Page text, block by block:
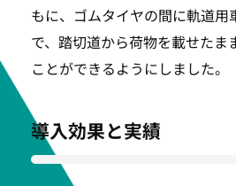
もに、ゴムタイヤの間に軌道用
で、踏切道から荷物を載せたま
ことができるようにしました。
導入効果と実績